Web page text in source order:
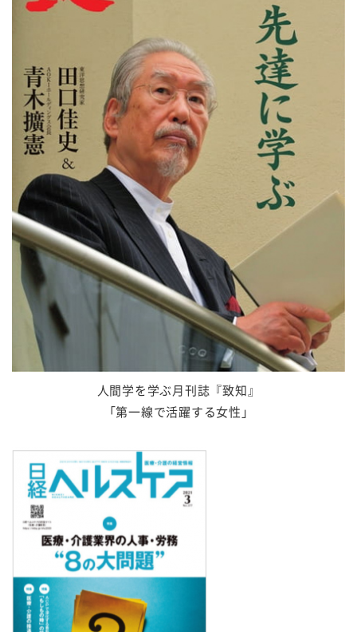
人間学を学ぶ月刊誌『致知』
「第一線で活躍する女性」